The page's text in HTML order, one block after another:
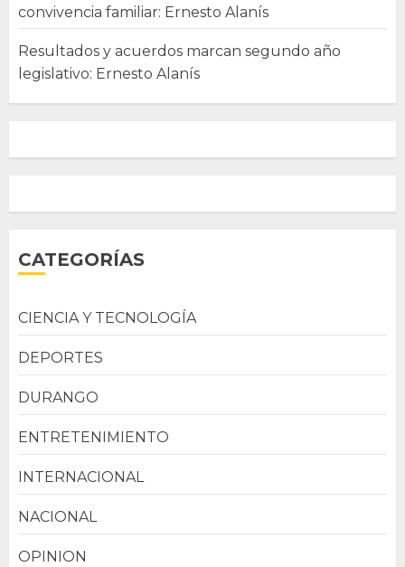
convivencia familiar: Ernesto Alanís
Resultados y acuerdos marcan segundo año
legislativo: Ernesto Alanís
CATEGORÍAS
CIENCIA Y TECNOLOGÍA
DEPORTES
DURANGO
ENTRETENIMIENTO
INTERNACIONAL
NACIONAL
OPINION